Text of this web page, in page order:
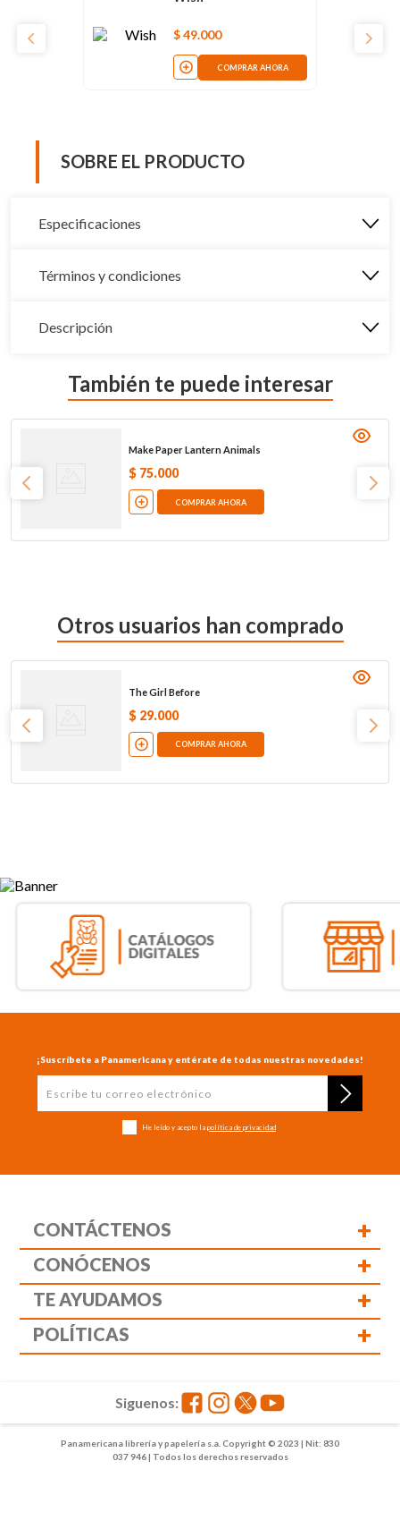
$49.000
COMPRAR AHORA
SOBRE EL PRODUCTO
Especificaciones
Términos y condiciones
Descripción
También te puede interesar
Make Paper Lantern Animals
$ 75.000
COMPRAR AHORA
Otros usuarios han comprado
The Girl Before
$ 29.000
COMPRAR AHORA
¡Suscríbete a Panamericana y entérate de todas nuestras novedades!
He leído y acepto la política de privacidad
CONTÁCTENOS +
CONÓCENOS +
TE AYUDAMOS +
POLÍTICAS +
Panamericana librería y papelería s.a. Copyright © 2023 | Nit: 830
037 946 | Todos los derechos reservados
Siguenos: